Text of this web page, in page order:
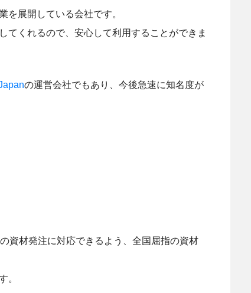
を展開している会社です。
てくれるので、安心して利用することができま
の運営会社でもあり、今後急速に知名度が
資材発注に対応できるよう、全国屈指の資材
。